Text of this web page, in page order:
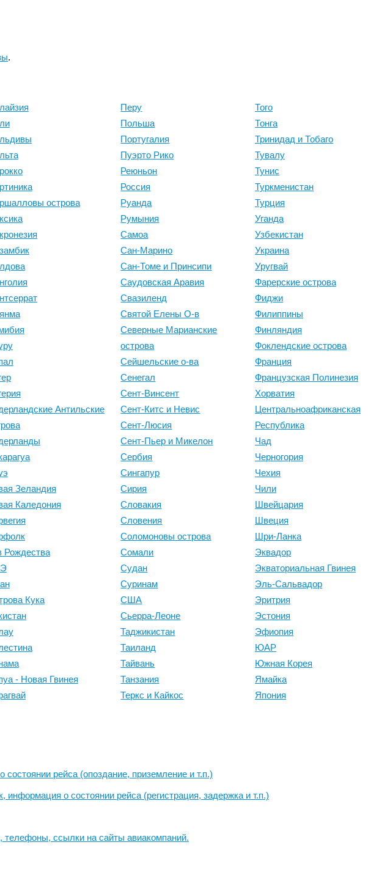
.
острова
Антильские
Зеландия
Каледония
Рождества
Кука
- Новая Гвинея
Перу
Польша
Португалия
Пуэрто Рико
Реюньон
Россия
Руанда
Румыния
Самоа
Сан-Марино
Сан-Томе и Принсипи
Саудовская Аравия
Свазиленд
Святой Елены О-в
Северные Марианские
острова
Сейшельские о-ва
Сенегал
Сент-Винсент
Сент-Китс и Невис
Сент-Люсия
Сент-Пьер и Микелон
Сербия
Сингапур
Сирия
Словакия
Словения
Соломоновы острова
Сомали
Судан
Суринам
США
Сьерра-Леоне
Таджикистан
Таиланд
Тайвань
Танзания
Теркс и Кайкос
Того
Тонга
Тринидад и Тобаго
Тувалу
Тунис
Туркменистан
Турция
Уганда
Узбекистан
Украина
Уругвай
Фарерские острова
Фиджи
Филиппины
Финляндия
Фоклендские острова
Франция
Французская Полинезия
Хорватия
Центральноафриканская
Республика
Чад
Черногория
Чехия
Чили
Швейцария
Швеция
Шри-Ланка
Эквадор
Экваториальная Гвинея
Эль-Сальвадор
Эритрия
Эстония
Эфиопия
ЮАР
Южная Корея
Ямайка
Япония
рейса (опоздание, приземление и т.п.)
о состоянии рейса (регистрация, задержка и т.п.)
телефоны, ссылки на сайты авиакомпаний.